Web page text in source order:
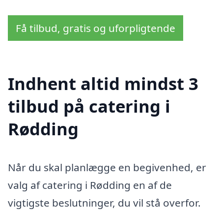
Få tilbud, gratis og uforpligtende
Indhent altid mindst 3
tilbud på catering i
Rødding
Når du skal planlægge en begivenhed, er
valg af catering i Rødding en af de
vigtigste beslutninger, du vil stå overfor.